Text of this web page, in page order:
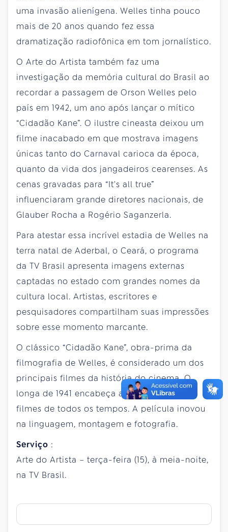
uma invasão alienígena. Welles tinha pouco
mais de 20 anos quando fez essa
dramatização radiofônica em tom jornalístico.
O Arte do Artista também faz uma
investigação da memória cultural do Brasil ao
recordar a passagem de Orson Welles pelo
país em 1942, um ano após lançar o mítico
“Cidadão Kane”. O ilustre cineasta deixou um
filme inacabado em que mostrava imagens
únicas tanto do Carnaval carioca da época,
quanto da vida dos jangadeiros cearenses. As
cenas gravadas para “It's all true”
influenciaram grande diretores nacionais, de
Glauber Rocha a Rogério Saganzerla.
Para atestar essa incrível estadia de Welles na
terra natal de Aderbal, o Ceará, o programa
da TV Brasil apresenta imagens externas
captadas no estado com grandes nomes da
cultura local. Artistas, escritores e
pesquisadores compartilham suas impressões
sobre esse momento marcante.
O clássico “Cidadão Kane”, obra-prima da
filmografia de Welles, é considerado um dos
principais filmes da história do cinema. O
longa de 1941 encabeça a lista de melhores
filmes de todos os tempos. A película inovou
na linguagem, montagem e fotografia.
Serviço :
Arte do Artista – terça-feira (15), à meia-noite,
na TV Brasil.